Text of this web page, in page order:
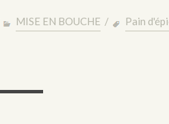
MISE EN BOUCHE / Pain